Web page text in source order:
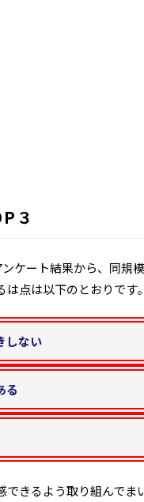
３
ケート結果から、同規模
は点は以下のとおりです
しない
る
できるよう取り組んでま